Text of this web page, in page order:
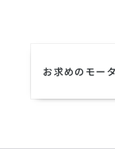
お求めのモー